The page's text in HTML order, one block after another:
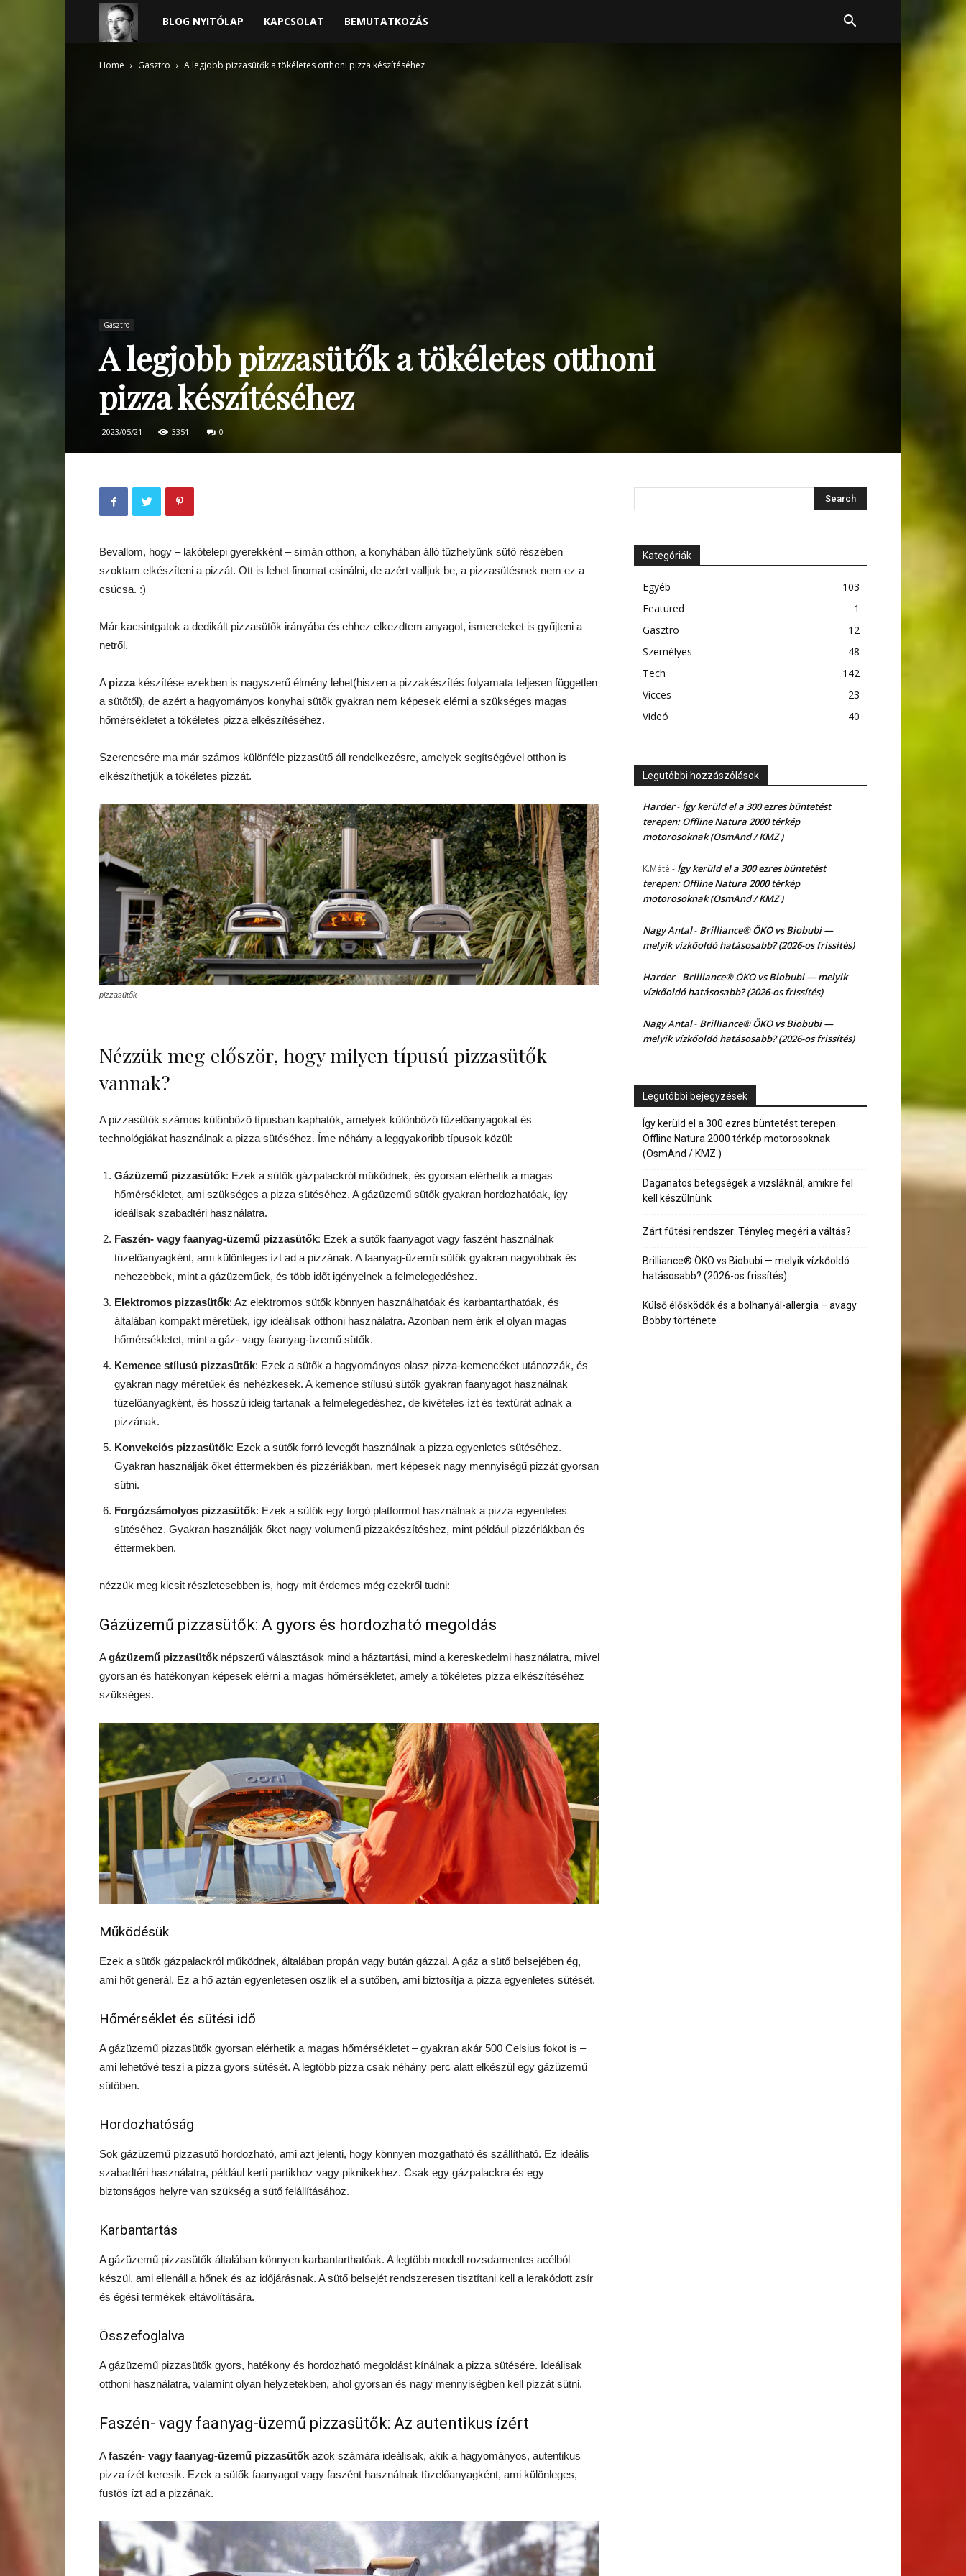
Harder
blogja
BLOG NYITÓLAP KAPCSOLAT BEMUTATKOZÁS
Home Gasztro A legjobb pizzasütők a tökéletes otthoni pizza készítéséhez
Gasztro
A legjobb pizzasütők a tökéletes otthoni
pizza készítéséhez
2023/05/21 3351 0
Bevallom, hogy – lakótelepi gyerekként – simán otthon, a konyhában álló tűzhelyünk sütő részében
szoktam elkészíteni a pizzát. Ott is lehet finomat csinálni, de azért valljuk be, a pizzasütésnek nem ez a
csúcsa. :)
Már kacsintgatok a dedikált pizzasütők irányába és ehhez elkezdtem anyagot, ismereteket is gyűjteni a
netről.
A pizzakészítése ezekben is nagyszerű élmény lehet(hiszen a pizzakészítés folyamata teljesen független
a sütőtől), de azért a hagyományos konyhai sütők gyakran nem képesek elérni a szükséges magas
hőmérsékletet a tökéletes pizza elkészítéséhez.
Szerencsére ma már számos különféle pizzasütő áll rendelkezésre, amelyek segítségével otthon is
elkészíthetjük a tökéletes pizzát.
pizzasütők
Nézzük meg először, hogy milyen típusú pizzasütők
vannak?
A pizzasütők számos különböző típusban kaphatók, amelyek különböző tüzelőanyagokat és
technológiákat használnak a pizza sütéséhez. Íme néhány a leggyakoribb típusok közül:
Gázüzemű pizzasütők: Ezek a sütők gázpalackról működnek, és gyorsan elérhetik a magas
hőmérsékletet, ami szükséges a pizza sütéséhez. A gázüzemű sütők gyakran hordozhatóak, így
ideálisak szabadtéri használatra.
Faszén- vagy faanyag-üzemű pizzasütők: Ezek a sütők faanyagot vagy faszént használnak
tüzelőanyagként, ami különleges ízt ad a pizzának. A faanyag-üzemű sütők gyakran nagyobbak és
nehezebbek, mint a gázüzeműek, és több időt igényelnek a felmelegedéshez.
Elektromos pizzasütők: Az elektromos sütők könnyen használhatóak és karbantarthatóak, és
általában kompakt méretűek, így ideálisak otthoni használatra. Azonban nem érik el olyan magas
hőmérsékletet, mint a gáz- vagy faanyag-üzemű sütők.
Kemence stílusú pizzasütők: Ezek a sütők a hagyományos olasz pizza-kemencéket utánozzák, és
gyakran nagy méretűek és nehézkesek. A kemence stílusú sütők gyakran faanyagot használnak
tüzelőanyagként, és hosszú ideig tartanak a felmelegedéshez, de kivételes ízt és textúrát adnak a
pizzának.
Konvekciós pizzasütők: Ezek a sütők forró levegőt használnak a pizza egyenletes sütéséhez.
Gyakran használják őket éttermekben és pizzériákban, mert képesek nagy mennyiségű pizzát gyorsan
sütni.
Forgózsámolyos pizzasütők: Ezek a sütők egy forgó platformot használnak a pizza egyenletes
sütéséhez. Gyakran használják őket nagy volumenű pizzakészítéshez, mint például pizzériákban és
éttermekben.
nézzük meg kicsit részletesebben is, hogy mit érdemes még ezekről tudni:
Gázüzemű pizzasütők: A gyors és hordozható megoldás
Agázüzemű pizzasütők népszerű választások mind a háztartási, mind a kereskedelmi használatra, mivel
gyorsan és hatékonyan képesek elérni a magas hőmérsékletet, amely a tökéletes pizza elkészítéséhez
szükséges.
Működésük
Ezek a sütők gázpalackról működnek, általában propán vagy bután gázzal. A gáz a sütő belsejében ég,
ami hőt generál. Ez a hő aztán egyenletesen oszlik el a sütőben, ami biztosítja a pizza egyenletes sütését.
Hőmérséklet és sütési idő
A gázüzemű pizzasütők gyorsan elérhetik a magas hőmérsékletet – gyakran akár 500 Celsius fokot is –
ami lehetővé teszi a pizza gyors sütését. A legtöbb pizza csak néhány perc alatt elkészül egy gázüzemű
sütőben.
Hordozhatóság
Sok gázüzemű pizzasütő hordozható, ami azt jelenti, hogy könnyen mozgatható és szállítható. Ez ideális
szabadtéri használatra, például kerti partikhoz vagy piknikekhez. Csak egy gázpalackra és egy
biztonságos helyre van szükség a sütő felállításához.
Karbantartás
A gázüzemű pizzasütők általában könnyen karbantarthatóak. A legtöbb modell rozsdamentes acélból
készül, ami ellenáll a hőnek és az időjárásnak. A sütő belsejét rendszeresen tisztítani kell a lerakódott zsír
és égési termékek eltávolítására.
Összefoglalva
A gázüzemű pizzasütők gyors, hatékony és hordozható megoldást kínálnak a pizza sütésére. Ideálisak
otthoni használatra, valamint olyan helyzetekben, ahol gyorsan és nagy mennyiségben kell pizzát sütni.
Faszén- vagy faanyag-üzemű pizzasütők: Az autentikus ízért
Afaszén- vagy faanyag-üzemű pizzasütők azok számára ideálisak, akik a hagyományos, autentikus
pizza ízét keresik. Ezek a sütők faanyagot vagy faszént használnak tüzelőanyagként, ami különleges,
füstös ízt ad a pizzának.
Kategóriák
Egyéb
103
Featured
1
Gasztro
12
Személyes
48
Tech
142
Vicces
23
Videó
40
Legutóbbi hozzászólások
Harder- Így kerüld el a 300 ezres büntetést
terepen: Offline Natura 2000 térkép
motorosoknak (OsmAnd / KMZ )
K.Máté - Így kerüld el a 300 ezres büntetést
terepen: Offline Natura 2000 térkép
motorosoknak (OsmAnd / KMZ )
Nagy Antal- Brilliance® ÖKO vs Biobubi —
melyik vízkőoldó hatásosabb? (2026-os frissítés)
Harder- Brilliance® ÖKO vs Biobubi — melyik
vízkőoldó hatásosabb? (2026-os frissítés)
Nagy Antal- Brilliance® ÖKO vs Biobubi —
melyik vízkőoldó hatásosabb? (2026-os frissítés)
Legutóbbi bejegyzések
Így kerüld el a 300 ezres büntetést terepen:
Offline Natura 2000 térkép motorosoknak
(OsmAnd / KMZ )
Daganatos betegségek a vizsláknál, amikre fel
kell készülnünk
Zárt fűtési rendszer: Tényleg megéri a váltás?
Brilliance® ÖKO vs Biobubi — melyik vízkőoldó
hatásosabb? (2026-os frissítés)
Külső élősködők és a bolhanyál-allergia – avagy
Bobby története